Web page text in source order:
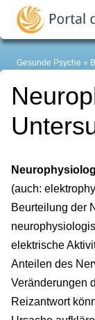
Gesunde Psyche
(auch:
Beurteilung der
elektrische
Anteilen des
Veränderungen
Reizantwort